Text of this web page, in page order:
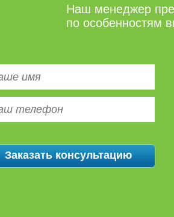
Наш менеджер
по особенностям